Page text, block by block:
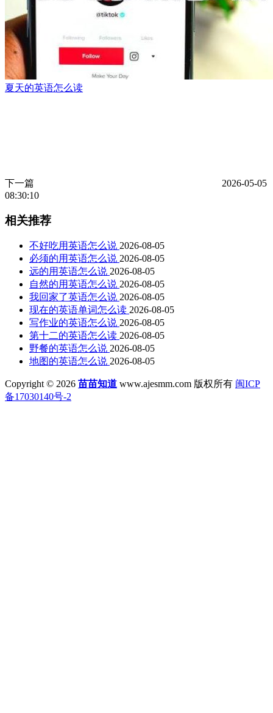
夏天的英语怎么读
下一篇
2026-05-05
08:30:10
相关推荐
不好吃用英语怎么说 2026-08-05
必须的用英语怎么说 2026-08-05
远的用英语怎么说 2026-08-05
自然的用英语怎么说 2026-08-05
我回家了英语怎么说 2026-08-05
现在的英语单词怎么读 2026-08-05
写作业的英语怎么说 2026-08-05
第十二的英语怎么读 2026-08-05
野餐的英语怎么说 2026-08-05
地图的英语怎么说 2026-08-05
Copyright © 2026 苗苗知道 www.ajesmm.com 版权所有 闽ICP
备17030140号-2